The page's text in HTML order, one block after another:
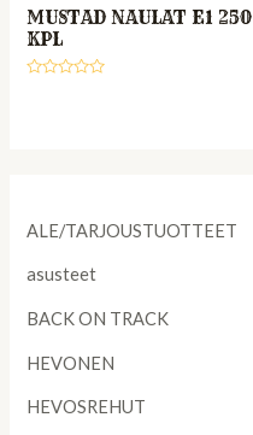
ALE/TARJOUSTUOTTEET
asusteet
BACK ON TRACK
HEVONEN
HEVOSREHUT
MUSTAD NAULAT E1 250
KPL